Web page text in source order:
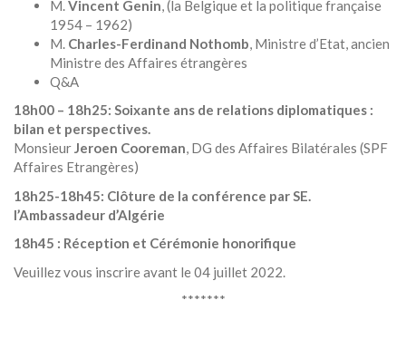
M.Vincent Genin, (la Belgique et la politique française
1954 – 1962)
M. Charles-Ferdinand Nothomb, Ministre d’Etat, ancien
Ministre des Affaires étrangères
Q&A
18h00 – 18h25: Soixante ans de relations diplomatiques :
bilan et perspectives.
MonsieurJeroen Cooreman, DG des Affaires Bilatérales (SPF
Affaires Etrangères)
18h25-18h45: Clôture de la conférence par SE.
l’Ambassadeur d’Algérie
18h45 : Réception et Cérémonie honorifique
Veuillez vous inscrire avant le 04 juillet 2022.
*******